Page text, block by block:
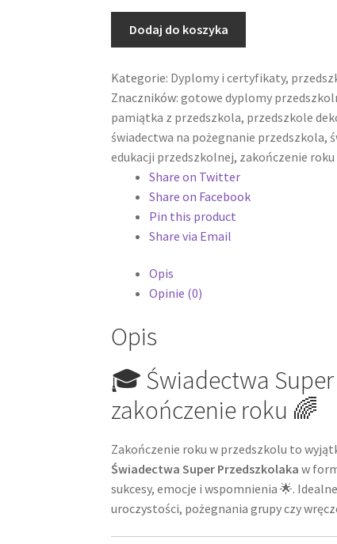
Świadectwa
przedszkolaka
Dodaj do koszyka
Kategorie: Dyplomy i certyfikaty,
Znaczników:gotowe dyplomy
pamiątka z przedszkola, przedszkole
świadectwa na pożegnanie przedszkola,
edukacji przedszkolnej, zakończenie
Share on Twitter
Share on Facebook
Pin this product
Share via Email
Opis
Opinie (0)
Opis
🎓 Świadectwa Super
zakończenie roku 🌈
Zakończenie roku w przedszkolu to
Świadectwa Super Przedszkolaka w
sukcesy, emocje i wspomnienia 🌟.
uroczystości, pożegnania grupy czy